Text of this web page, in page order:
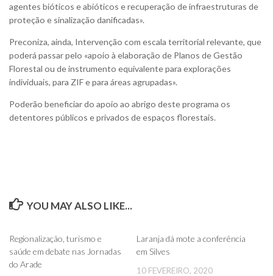
agentes bióticos e abióticos e recuperação de infraestruturas de
proteção e sinalização danificadas».
Preconiza, ainda, Intervenção com escala territorial relevante, que
poderá passar pelo «apoio à elaboração de Planos de Gestão
Florestal ou de instrumento equivalente para explorações
individuais, para ZIF e para áreas agrupadas».
Poderão beneficiar do apoio ao abrigo deste programa os
detentores públicos e privados de espaços florestais.
YOU MAY ALSO LIKE...
Regionalização, turismo e
saúde em debate nas Jornadas
do Arade
Laranja dá mote a conferência
em Silves
10 FEVEREIRO, 2020